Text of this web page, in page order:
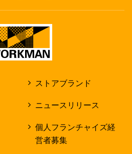
ストアブランド
ニュースリリース
個人フランチャイズ経
営者募集